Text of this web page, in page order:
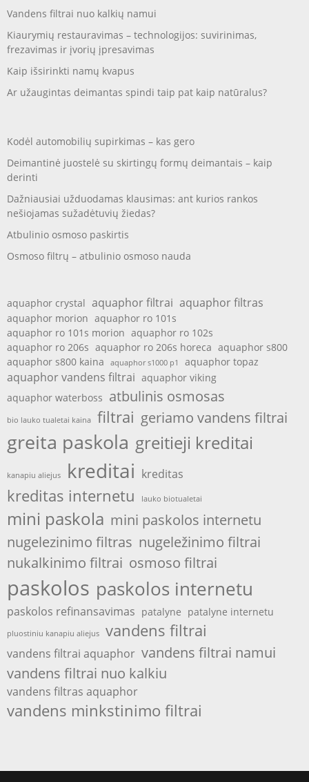
Vandens filtrai nuo kalkių namui
Kiaurymių restauravimas – technologijos: suvirinimas,
frezavimas ir įvorių įpresavimas
Kaip išsirinkti namų kvapus
Ar užaugintas deimantas spindi taip pat kaip natūralus?
Kodėl automobilių supirkimas – kas gero
Deimantinė juostelė su skirtingų formų deimantais – kaip
derinti
Dažniausiai užduodamas klausimas: ant kurios rankos
nešiojamas sužadėtuvių žiedas?
Atbulinio osmoso paskirtis
Osmoso filtrų – atbulinio osmoso nauda
aquaphor crystal aquaphor filtrai aquaphor filtras
aquaphor morion aquaphor ro 101s
aquaphor ro 101s morion aquaphor ro 102s
aquaphor ro 206s aquaphor ro 206s horeca aquaphor s800
aquaphor s800 kaina
aquaphor s1000 p1 aquaphor topaz
aquaphor vandens filtrai aquaphor viking
aquaphor waterboss atbulinis osmosas
bio lauko tualetai kaina filtrai geriamo vandens filtrai
greita paskola greitieji kreditai
kanapiu aliejus kreditai kreditas
kreditas internetu lauko biotualetai
mini paskola mini paskolos internetu
nugelezinimo filtras nugeležinimo filtrai
nukalkinimo filtrai osmoso filtrai
paskolos paskolos internetu
paskolos refinansavimas patalyne patalyne internetu
pluostiniu kanapiu aliejus vandens filtrai
vandens filtrai aquaphor vandens filtrai namui
vandens filtrai nuo kalkiu
vandens filtras aquaphor
vandens minkstinimo filtrai